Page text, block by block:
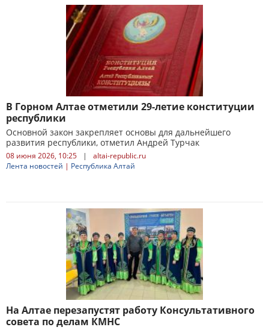
В Горном Алтае отметили 29-летие конституции
республики
Основной закон закрепляет основы для дальнейшего
развития республики, отметил Андрей Турчак
08 июня 2026, 10:25 |
altai-republic.ru
Лента новостей | Республика Алтай
На Алтае перезапустят работу Консультативного
совета по делам КМНС